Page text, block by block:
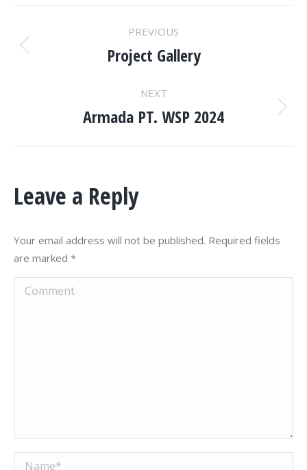
ALBUM
NAVIGATION
PREVIOUS
Previous
Project Gallery
NEXT
Next
Armada PT. WSP 2024
Leave a Reply
Your email address will not be published. Required fields
are marked *
Comment
Name *